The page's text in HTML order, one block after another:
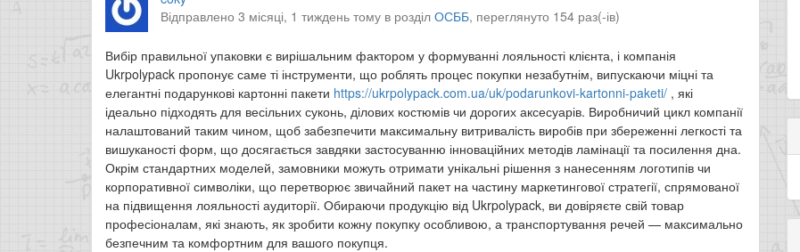
Відправлено 3 місяці, 1 тиждень тому в розділОСББ, переглянуто 154 раз(-ів)
Вибір правильної упаковки є вирішальним фактором у формуванні лояльності клієнта, і компанія
Ukrpolypack пропонує саме ті інструменти, що роблять процес покупки незабутнім, випускаючи міцні та
елегантні подарункові картонні пакети https://ukrpolypack.com.ua/uk/podarunkovi-kartonni-paketi/ , які
ідеально підходять для весільних суконь, ділових костюмів чи дорогих аксесуарів. Виробничий цикл компанії
налаштований таким чином, щоб забезпечити максимальну витривалість виробів при збереженні легкості та
вишуканості форм, що досягається завдяки застосуванню інноваційних методів ламінації та посилення дна.
Окрім стандартних моделей, замовники можуть отримати унікальні рішення з нанесенням логотипів чи
корпоративної символіки, що перетворює звичайний пакет на частину маркетингової стратегії, спрямованої
на підвищення лояльності аудиторії. Обираючи продукцію від Ukrpolypack, ви довіряєте свій товар
професіоналам, які знають, як зробити кожну покупку особливою, а транспортування речей — максимально
безпечним та комфортним для вашого покупця.